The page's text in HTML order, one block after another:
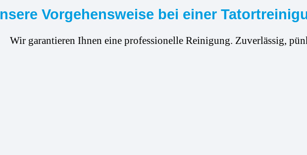
Vorgehensweise bei einer
Wir garantieren Ihnen eine professionelle Reinigung. Zuverlässig,